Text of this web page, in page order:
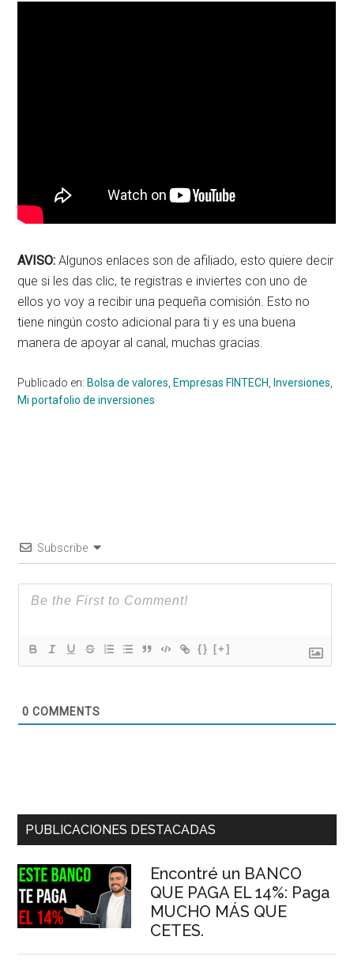
AVISO: Algunos enlaces son de afiliado, esto quiere decir
que si les das clic, te registras e inviertes con uno de
ellos yo voy a recibir una pequeña comisión. Esto no
tiene ningún costo adicional para ti y es una buena
manera de apoyar al canal, muchas gracias.
Publicado en: Bolsa de valores Empresas FINTECH Inversiones
Mi portafolio de inversiones
Subscribe
{} [+]
0 COMMENTS
Barra
principal
PUBLICACIONES DESTACADAS
Encontré un BANCO
QUE PAGA EL 14%: Paga
MUCHO MÁS QUE
CETES.